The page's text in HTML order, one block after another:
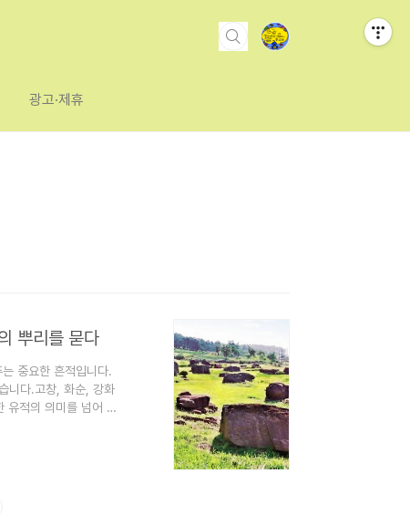
광고·제휴
뿌리를 묻다
중요한 흔적입니다.
니다.고창, 화순, 강화
유적의 의미를 넘어 세
해당한다.”— [문화재